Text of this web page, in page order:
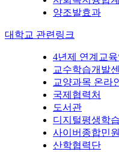
양조발효과
대학교 관련링크
4년제 연계교
교수학습개발
교양과목 온라
국제협력처
도서관
디지털평생학
사이버종합민
산학협력단